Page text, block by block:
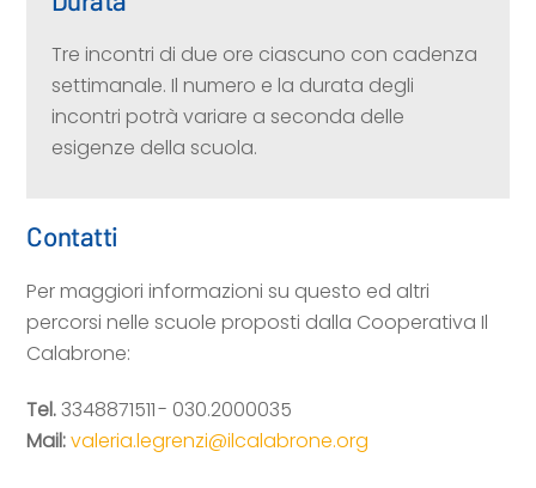
Tre incontri di due ore ciascuno con cadenza
settimanale. Il numero e la durata degli
incontri potrà variare a seconda delle
esigenze della scuola.
Contatti
Per maggiori informazioni su questo ed altri
percorsi nelle scuole proposti dalla Cooperativa Il
Calabrone:
Tel.3348871511 - 030.2000035
Mail:valeria.legrenzi@ilcalabrone.org